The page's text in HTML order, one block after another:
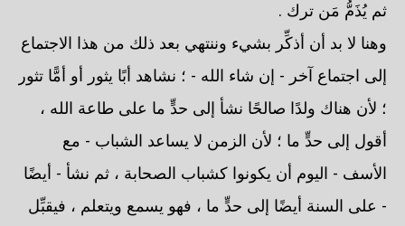
ثم يُذَمُّ مَن ترك .
وهنا لا بد أن أذكِّر بشيء وننتهي بعد ذلك من هذا الاجتماع
إلى اجتماع آخر - إن شاء الله - ؛ نشاهد أبًا يثور أو أمًّا تثور
؛ لأن هناك ولدًا صالحًا نشأ إلى حدٍّ ما على طاعة الله ،
أقول إلى حدٍّ ما ؛ لأن الزمن لا يساعد الشباب - مع
الأسف - اليوم أن يكونوا كشباب الصحابة ، ثم نشأ - أيضًا
- على السنة أيضًا إلى حدٍّ ما ، فهو يسمع ويتعلم ، فيقبِّل